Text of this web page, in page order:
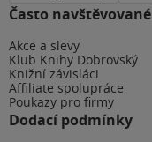
Často navštěvované
Akce a slevy
Klub Knihy Dobrovský
Knižní závisláci
Affiliate spolupráce
Poukazy pro firmy
Dodací podmínky